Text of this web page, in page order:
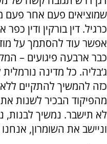
שמוציאים פעם אחר פעם
כרגיל. דין בורקין ודין
אפשר עוד להסתמך על
כבר ארבעה פיגועים –
ג’בליה. כל מדינה
כזה להמשיך להתקיים
מהפיקוד הבכיר לשנות
לא תישבר. נמשיך לבנות,
וניישב את השומרון,